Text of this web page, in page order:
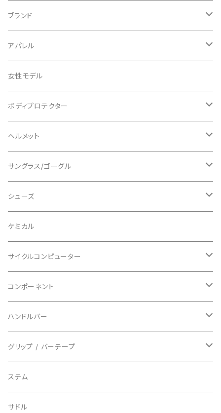
ブランド
ABUS/アブス
ADEPT/アデプト
AENOMALY/アエノマリー
ALL MOUNTAIN STYLE
AVID/アヴィド
BAR MITTS/バーミッツ
BAZOOKA/バズーカ
BBB/ビービービー
BELL/ベル
BIKEHAND/バイクハンド
BIO RACER/ビオレーサー
BIKEYOKE/バイクヨーク
BLACKBURN/ブラックバーン
アパレル
Tシャツ
ジャージ
ロングスリーブ
ショートスリーブ
ジャケット
ショーツ
ビブタイプ
パンツ / タイツ
上下セット
グローブ
指切り
フルフィンガー
ソックス
シューズカバー
キャップ
その他
女性モデル
ボディプロテクター
エルボー/肘
ニー/膝
その他
ヘルメット
ロード
マウンテンバイク
フルフェイス
キッズ
サングラス/ゴーグル
アクセサリー
シューズ
ロード
グラベル
マウンテンバイク
フラットペダル用
ビンディングペダル用
インソール
ケミカル
サイクルコンピューター
ヘッドユニット
センサー
アクセサリー
コンポーネント
カセットスプロケット
シフターマウント
ステムスペーサー
ケーブル類
ハンドルバー
ドロップハンドル
フラット/ライザーバー
グリップ / バーテープ
グリップ
バーテープ
ステム
サドル